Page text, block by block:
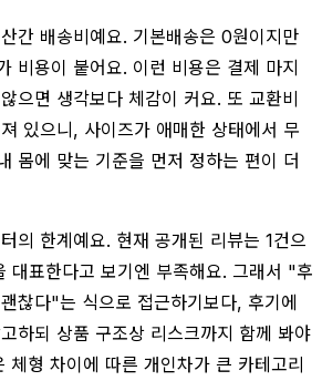
간 배송비예요. 기본배송은 0원이지만
비용이 붙어요. 이런 비용은 결제 마지
으면 생각보다 체감이 커요. 또 교환비
있으니, 사이즈가 애매한 상태에서 무
몸에 맞는 기준을 먼저 정하는 편이 더
의 한계예요. 현재 공개된 리뷰는 1건으
대표한다고 보기엔 부족해요. 그래서 "후
찮다"는 식으로 접근하기보다, 후기에
하되 상품 구조상 리스크까지 함께 봐야
체형 차이에 따른 개인차가 큰 카테고리